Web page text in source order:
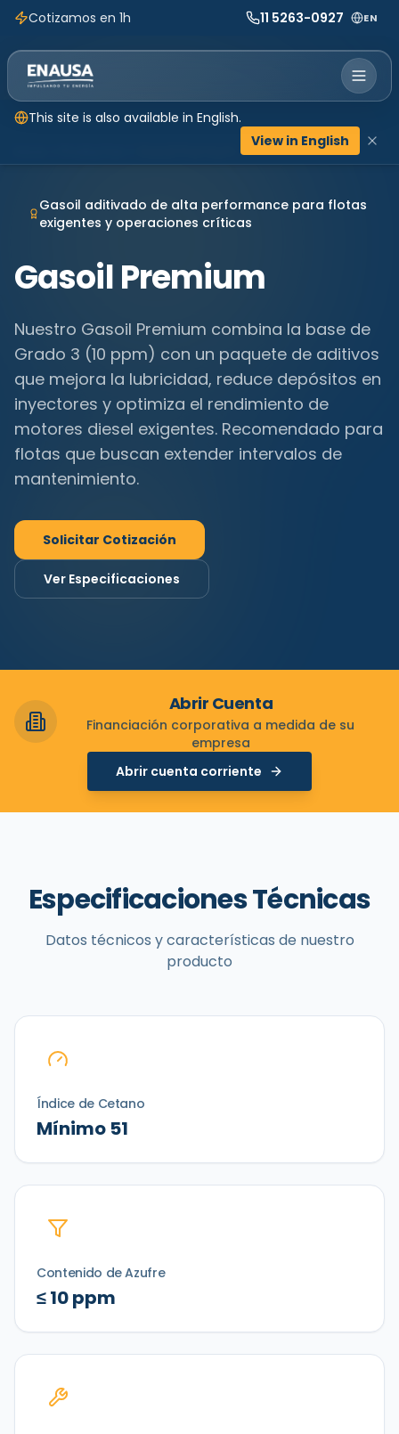
This site is also available in English.
View in English
Cotizamos en 1h 11 5263-0927 EN
Gasoil aditivado de alta performance para flotas
exigentes y operaciones críticas
Gasoil Premium
Nuestro Gasoil Premium combina la base de
Grado 3 (10 ppm) con un paquete de aditivos
que mejora la lubricidad, reduce depósitos en
inyectores y optimiza el rendimiento de
motores diesel exigentes. Recomendado para
flotas que buscan extender intervalos de
mantenimiento.
Solicitar Cotización
Ver Especificaciones
Abrir Cuenta
Financiación corporativa a medida de su
empresa
Abrir cuenta corriente
Especificaciones Técnicas
Datos técnicos y características de nuestro
producto
Índice de Cetano
Mínimo 51
Contenido de Azufre
≤ 10 ppm